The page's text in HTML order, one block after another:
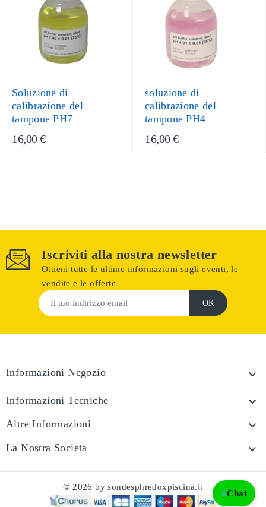
Soluzione di
calibrazione del
tampone PH7
16,00 €
soluzione di
calibrazione del
tampone PH4
16,00 €
Iscriviti alla nostra newsletter
Ottieni tutte le ultime informazioni sugli eventi, le
vendite e le offerte
Informazioni Negozio 
Informazioni Tecniche 
Altre Informazioni 
La Nostra Societa 
Chat
© 2026 by sondesphredoxpiscina.it